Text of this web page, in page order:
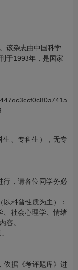
。‌该杂志由中国科学
于1993年，是国家
生、专科生），无专
行，请各位同学务必
科普性质为主）：
、社会心理学、情绪
容。
依据《考评题库》进